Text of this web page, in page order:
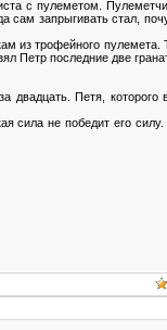
с пулеметом.
сам запрыгивать стал,
из трофейного пулемета.
Петр последние две
двадцать. Петя, которого
сила не победит его